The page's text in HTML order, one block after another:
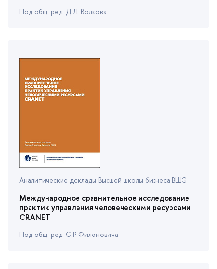
Под общ. ред. Д.Л. Волкова
Аналитические доклады Высшей школы бизнеса ВШЭ
Международное сравнительное исследование
практик управления человеческими ресурсами
CRANET
Под общ. ред. С.Р. Филоновича